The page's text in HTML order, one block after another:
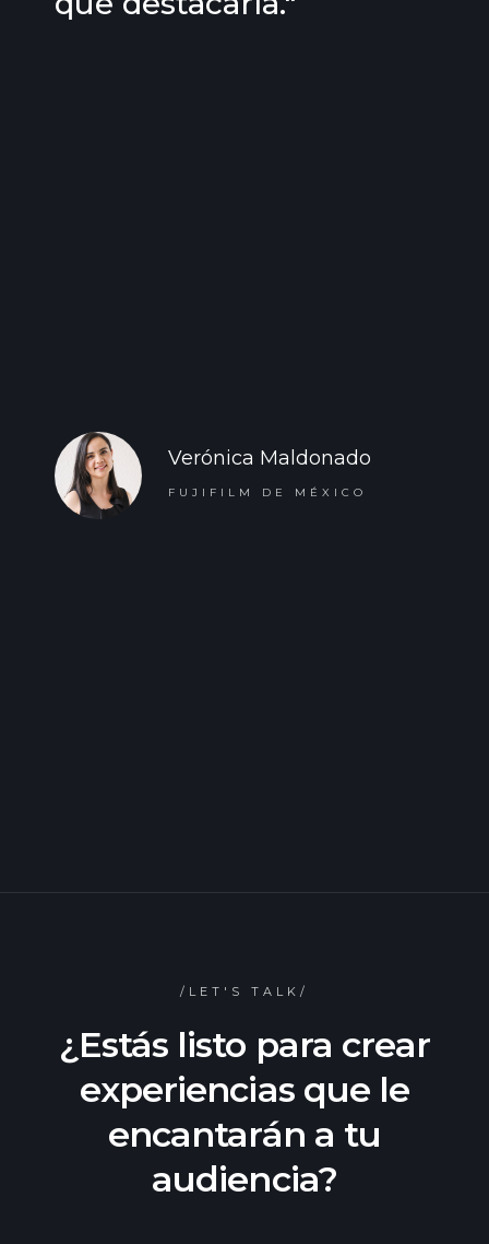
Verónica Maldonado
FUJIFILM DE MÉXICO
/LET'S TALK/
¿Estás listo para crear
experiencias que le
encantarán a tu
audiencia?